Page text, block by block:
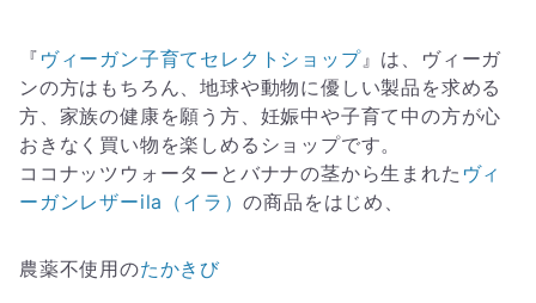
『 ヴィーガン子育てセレクトショップ』は、ヴィーガ
ンの方はもちろん、地球や動物に優しい製品を求める
方、家族の健康を願う方、妊娠中や子育て中の方が心
おきなく買い物を楽しめるショップです。
ココナッツウォーターとバナナの茎から生まれた ヴィ
ーガンレザーila（イラ）の商品をはじめ、
農薬不使用のたかきび